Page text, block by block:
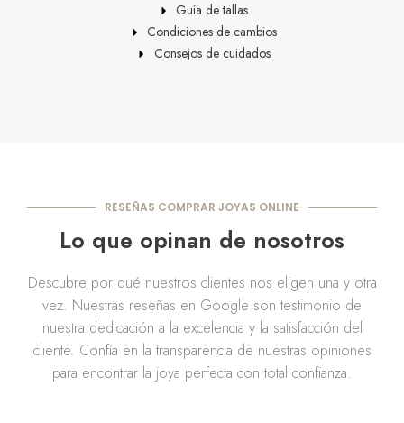
Guía de tallas
Condiciones de cambios
Consejos de cuidados
RESEÑAS COMPRAR JOYAS ONLINE
Lo que opinan de nosotros
Descubre por qué nuestros clientes nos eligen una y otra
vez. Nuestras reseñas en Google son testimonio de
nuestra dedicación a la excelencia y la satisfacción del
cliente. Confía en la transparencia de nuestras opiniones
para encontrar la joya perfecta con total confianza.